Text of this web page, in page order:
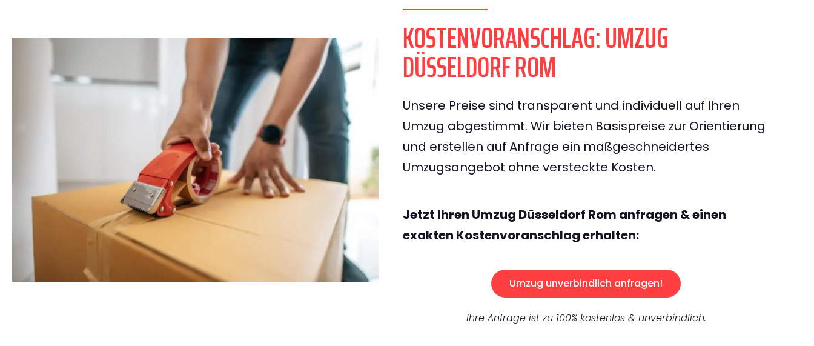
KOSTENVORANSCHLAG: UMZUG
DÜSSELDORF ROM
Unsere Preise sind transparent und individuell auf Ihren
Umzug abgestimmt. Wir bieten Basispreise zur Orientierung
und erstellen auf Anfrage ein maßgeschneidertes
Umzugsangebot ohne versteckte Kosten.
Jetzt Ihren Umzug Düsseldorf Rom anfragen & einen
exakten Kostenvoranschlag erhalten:
Umzug unverbindlich anfragen!
Ihre Anfrage ist zu 100% kostenlos & unverbindlich.